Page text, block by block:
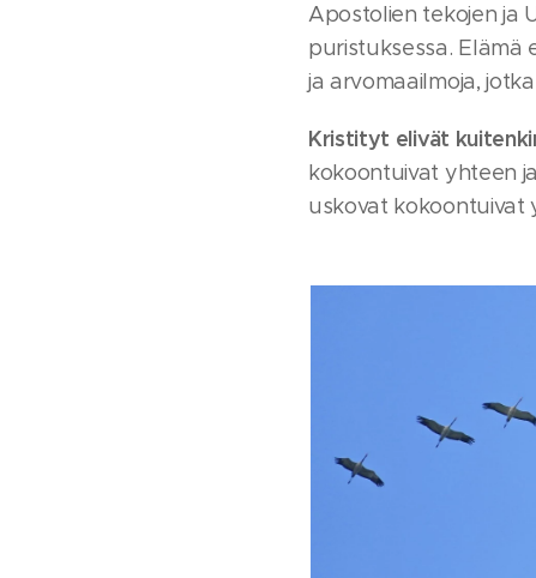
Apostolien tekojen ja
puristuksessa. Elämä
ja arvomaailmoja,
Kristityt elivät
kokoontuivat yhteen
uskovat kokoontuivat